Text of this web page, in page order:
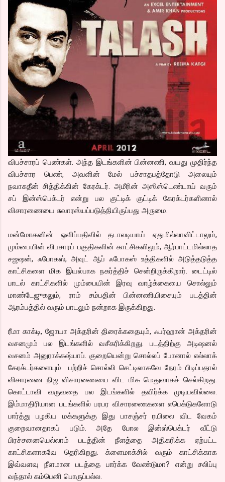
விபச்சாரப் பெண்கள். அந்த இடங்களின் பின்னணி, வயது முதிர்ந்த
விபச்சார பெண், அவளின் மேல் பச்சாதபத்தோடு அலையும்
நவாசுதீன் சித்திக்கின் கேரக்டர். அமீரின் அஸிஸ்டெண்டாய் வரும்
சப் இன்ஸ்பெக்டர் என்று பல குட்டிக் குட்டிக் கேரக்டர்களினால்
விசாரணையை சுவாரஸ்யப்படுத்தியிருப்பது அருமை.
மன்மோகனின் ஒளிப்பதிவில் தடாலடியாய் ஏதுமில்லாவிட்டாலும்,
மும்பையின் விபசாரப் பகுதிகளின் காட்சிகளிலும், ஆர்பாட்டமில்லாத
சஜஷன், ஃபோகஸ், அவுட் ஆப் ஃபோகஸ் உத்திகளில் அடுத்தடுத்த
காட்சிகளை மிக இயல்பாக நகர்த்திச் சென்றிருக்கிறார். டைட்டில்
பாடல் காட்சிகளில் மும்பையின் இரவு வாழ்க்கையை சொல்லும்
மாண்டேஜுகலும், ராம் சம்பதின் பின்னணியிசையும் படத்தின்
ஆரம்பத்தில் வரும் பாடலும் நன்றாக இருக்கிறது.
ரீமா காக்டி, ஜோயா அக்தரின் திரைக்கதையும், ஃபர்ஹான் அக்தரின்
வசனமும் பல இடங்களில் வசீகரிக்கிறது. படத்திற்கு அடிஷனல்
வசனம் அனுராக்கஷ்யாப். குறையென்று சொல்லப் போனால் எல்லாக்
கேரக்டர்களையும் பற்றிச் சொல்லி செட்டிலாகவே நேரம் பிடிப்பதால்
விசாரணை நிஜ விசாரணையை விட மிக மெதுவாகச் செல்கிறது.
கொட்டாவி வருவதை பல இடங்களில் தவிர்க்க முடியவில்லை.
இம்மாதிரியான படங்களில் பரபர விசாரணைகளை எபெக்டுகளோடு
பார்த்து பழகிய மக்களுக்கு இது பாசஞ்சர் ரயிலை விட வேகம்
குறைவானதாகப் படும். அதே போல இன்ஸ்பெக்டர் வீட்டு
பிரச்சனையெல்லாம் படத்தின் நீளத்தை அதிகரிக்க ஏற்பட்ட
காட்சிகளாகவே தெரிகிறது. க்ளைமாக்சில் வரும் காட்சிக்காக
இவ்வளவு நீளமான படத்தை பார்க்க வேண்டுமா? என்று சலிப்பு
வந்தால் கம்பெனி பொருப்பல்ல.